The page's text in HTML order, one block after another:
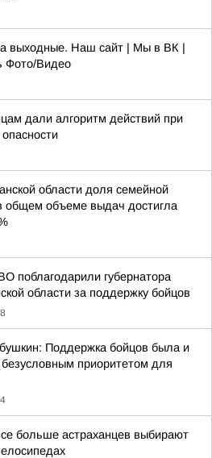
выходные. Наш сайт | Мы в ВК |
Фото/Видео
дали алгоритм действий при
области доля семейной
общем объеме выдач достигла
поблагодарили губернатора
области за поддержку бойцов
Поддержка бойцов была и
безусловным приоритетом для
больше астраханцев выбирают